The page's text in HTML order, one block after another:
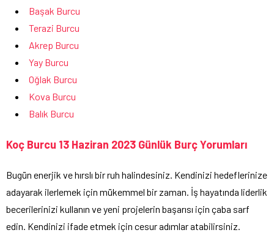
Başak Burcu
Terazi Burcu
Akrep Burcu
Yay Burcu
Oğlak Burcu
Kova Burcu
Balık Burcu
Koç Burcu 13 Haziran 2023 Günlük Burç Yorumları
Bugün enerjik ve hırslı bir ruh halindesiniz. Kendinizi hedeflerinize
adayarak ilerlemek için mükemmel bir zaman. İş hayatında liderlik
becerilerinizi kullanın ve yeni projelerin başarısı için çaba sarf
edin. Kendinizi ifade etmek için cesur adımlar atabilirsiniz.